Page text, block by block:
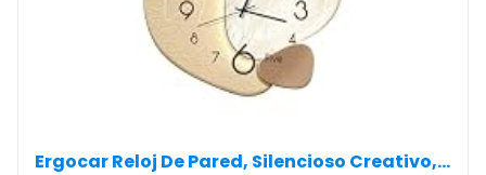
Ergocar Reloj De Pared, Silencioso Creativo,...